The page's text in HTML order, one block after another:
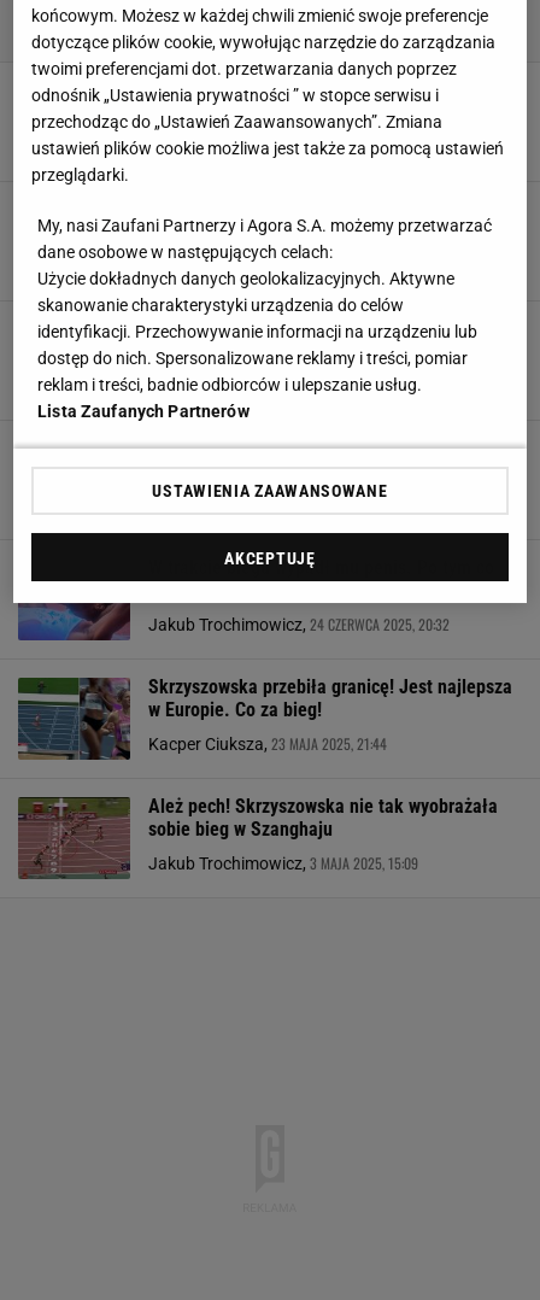
23-latka dostała mandaty na 72 tysiące
złotych. Diagnoza zmieniła wszystko
Norbert Amlicki, 18 LISTOPADA 2025, 05:40
Kapitalny bieg na MŚ
Filip Macuda, 15 WRZEŚNIA 2025, 14:25
Deklasacja! Skrzyszowska odpaliła turbo tuż
przed mistrzostwami świata
Marcin Jaz,23 SIERPNIA 2025, 19:39
Oto co zrobiła Skrzyszowska! Polka nie
spodziewała się takiego wyniku
W trakcie biegu wypadł mu penis. Po tym co
Jakub Trochimowicz, 24 CZERWCA 2025, 20:32
Skrzyszowska przebiła granicę! Jest najlepsza
w Europie. Co za bieg!
Kacper Ciuksza, 23 MAJA 2025, 21:44
Ależ pech! Skrzyszowska nie tak wyobrażała
sobie bieg w Szanghaju
Jakub Trochimowicz, 3 MAJA 2025, 15:09
końcowym. Możesz w każdej chwili zmienić swoje preferencje
dotyczące plików cookie, wywołując narzędzie do zarządzania
twoimi preferencjami dot. przetwarzania danych poprzez
odnośnik „Ustawienia prywatności ” w stopce serwisu i
przechodząc do „Ustawień Zaawansowanych”. Zmiana
ustawień plików cookie możliwa jest także za pomocą ustawień
przeglądarki.
My, nasi Zaufani Partnerzy i Agora S.A. możemy przetwarzać
dane osobowe w następujących celach:
Użycie dokładnych danych geolokalizacyjnych. Aktywne
skanowanie charakterystyki urządzenia do celów
identyfikacji. Przechowywanie informacji na urządzeniu lub
dostęp do nich. Spersonalizowane reklamy i treści, pomiar
reklam i treści, badnie odbiorców i ulepszanie usług.
Lista Zaufanych Partnerów
USTAWIENIA ZAAWANSOWANE
AKCEPTUJĘ